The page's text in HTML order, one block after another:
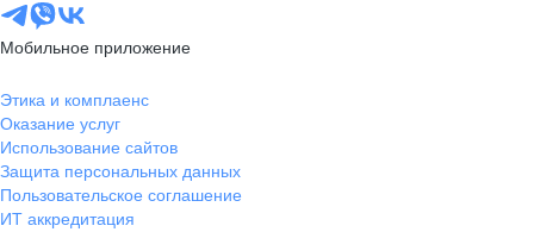
Мобильное приложение
Этика и комплаенс
Оказание услуг
Использование сайтов
Защита персональных данных
Пользовательское соглашение
ИТ аккредитация